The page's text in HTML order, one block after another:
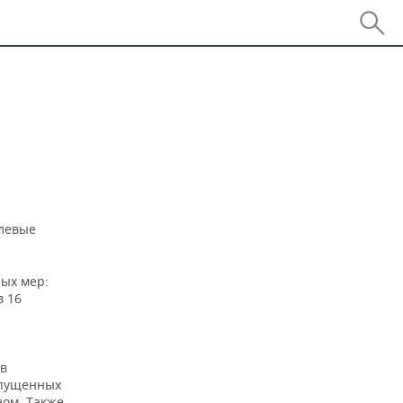
мер:
16